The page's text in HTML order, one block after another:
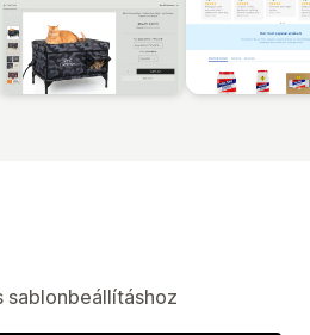
sablonbeállításhoz